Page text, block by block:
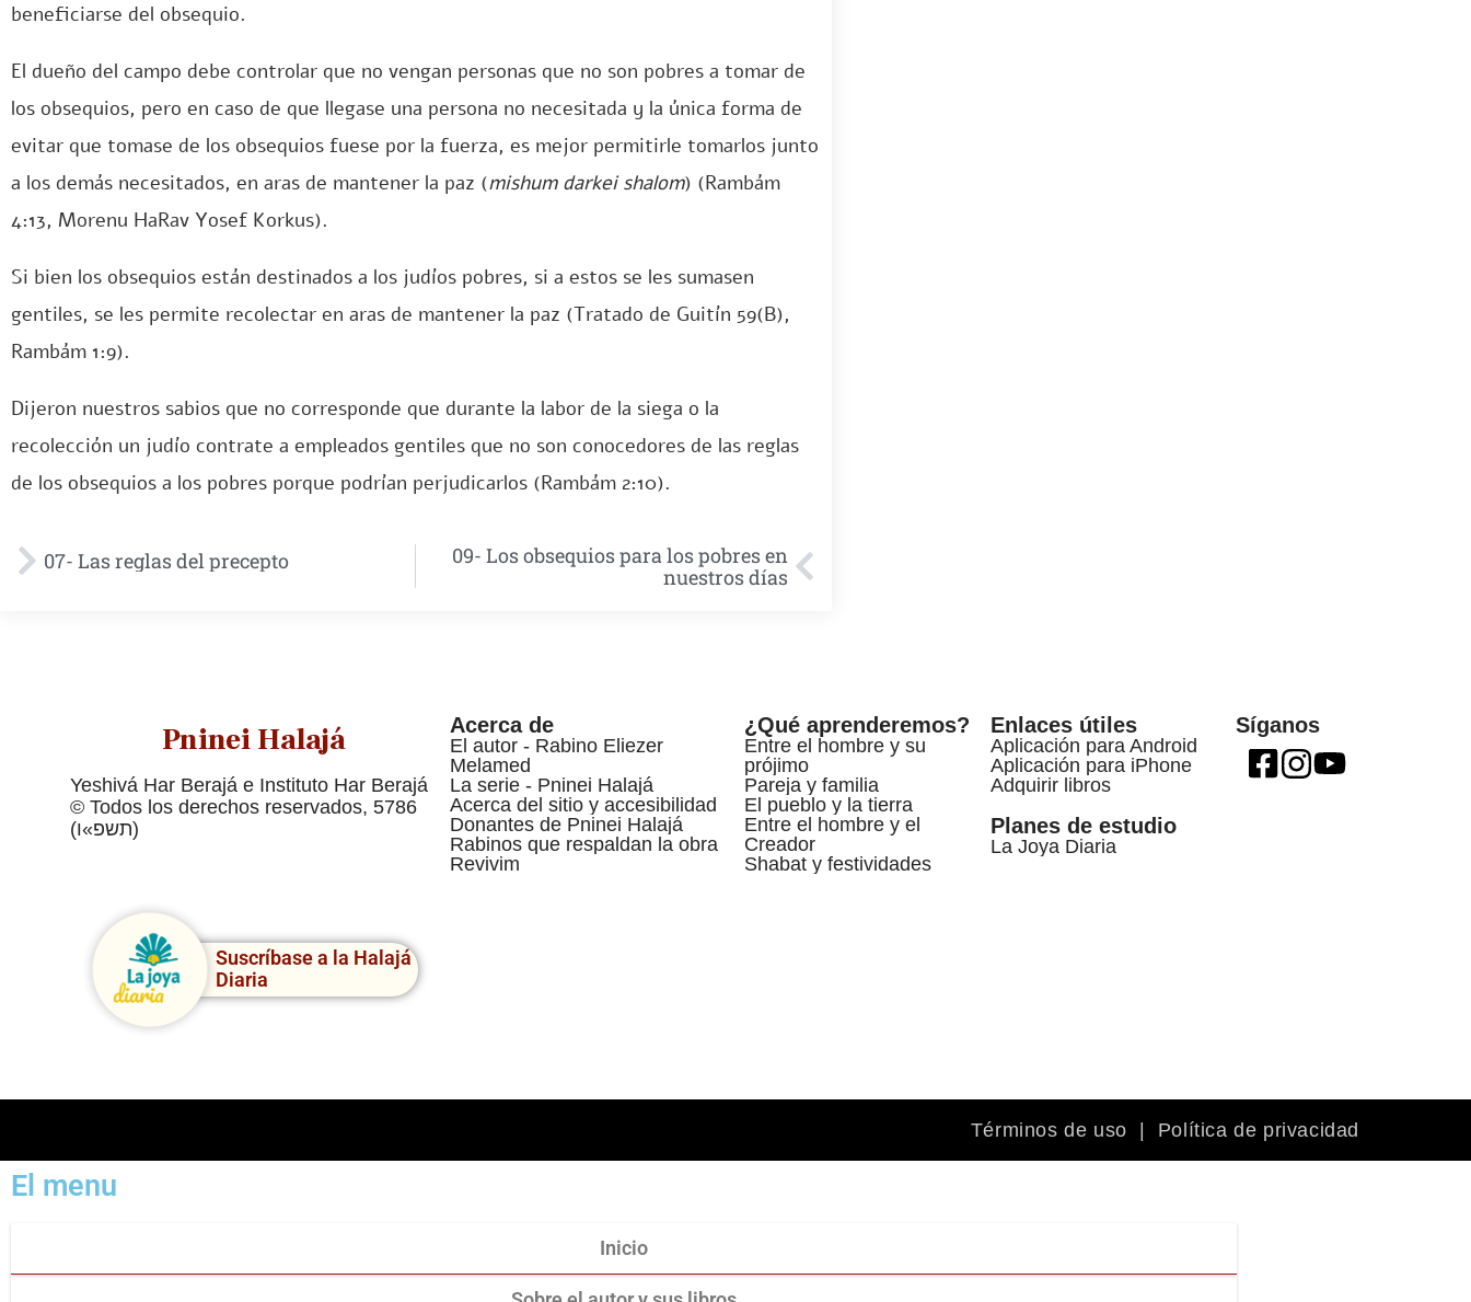
beneficiarse del obsequio.
El dueño del campo debe controlar que no vengan personas que no son pobres a tomar de
los obsequios, pero en caso de que llegase una persona no necesitada y la única forma de
evitar que tomase de los obsequios fuese por la fuerza, es mejor permitirle tomarlos junto
a los demás necesitados, en aras de mantener la paz (mishum darkei shalom) (Rambám
4:13, Morenu HaRav Yosef Korkus).
Si bien los obsequios están destinados a los judíos pobres, si a estos se les sumasen
gentiles, se les permite recolectar en aras de mantener la paz (Tratado de Guitín 59(B),
Rambám 1:9).
Dijeron nuestros sabios que no corresponde que durante la labor de la siega o la
recolección un judío contrate a empleados gentiles que no son conocedores de las reglas
de los obsequios a los pobres porque podrían perjudicarlos (Rambám 2:10).
07- Las reglas del precepto
09- Los obsequios para los pobres en
nuestros días
Pninei Halajá
Yeshivá Har Berajá e Instituto Har Berajá
© Todos los derechos reservados, 5786
(תשפ»ו)
Suscríbase a la Halajá
Diaria
Acerca de
El autor - Rabino Eliezer
Melamed
La serie - Pninei Halajá
Acerca del sitio y accesibilidad
Donantes de Pninei Halajá
Rabinos que respaldan la obra
Revivim
¿Qué aprenderemos?
Entre el hombre y su
prójimo
Pareja y familia
El pueblo y la tierra
Entre el hombre y el
Creador
Shabat y festividades
Enlaces útiles
Aplicación para Android
Aplicación para iPhone
Adquirir libros
Planes de estudio
La Joya Diaria
Síganos
Términos de uso | Política de privacidad
El menu
Inicio